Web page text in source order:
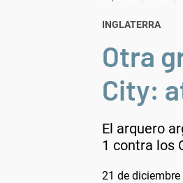
INGLATERRA
Otra
City:
El arquero
1 contra los
21 de diciembre